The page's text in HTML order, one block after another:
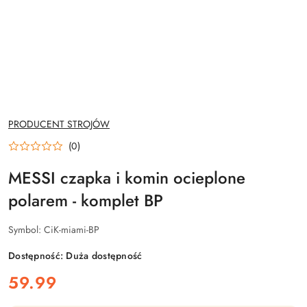
NAZWA
PRODUCENTA:
PRODUCENT STROJÓW
(0)
MESSI czapka i komin ocieplone
polarem - komplet BP
Symbol: CiK-miami-BP
Dostępność: Duża dostępność
cena:
59.99